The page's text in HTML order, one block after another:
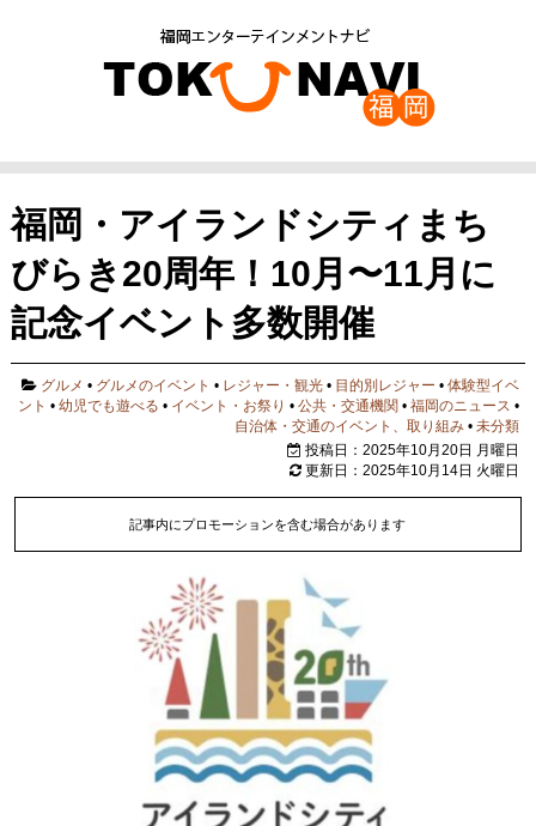
福岡・アイランドシティまち
びらき20周年！10月〜11月に
記念イベント多数開催
グルメ • グルメのイベント • レジャー・観光 • 目的別レジャー •体験型イベ
ント •幼児でも遊べる • イベント・お祭り •公共・交通機関 •福岡のニュース •
自治体・交通のイベント、取り組み •未分類
投稿日：2025年10月20日 月曜日
更新日：2025年10月14日 火曜日
記事内にプロモーションを含む場合があります